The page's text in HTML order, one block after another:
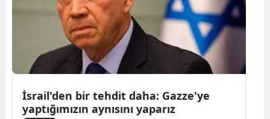
İsrail'den bir tehdit daha: Gazze'ye
yaptığımızın aynısını yaparız